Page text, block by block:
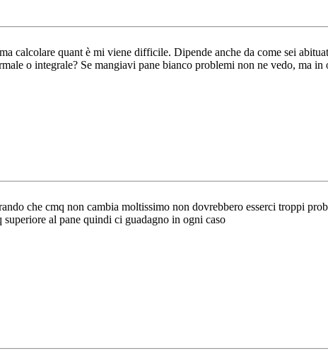
calcolare quant è mi viene difficile. Dipende anche da come sei
o integrale? Se mangiavi pane bianco problemi non ne vedo, ma in
che cmq non cambia moltissimo non dovrebbero esserci troppi
al pane quindi ci guadagno in ogni caso